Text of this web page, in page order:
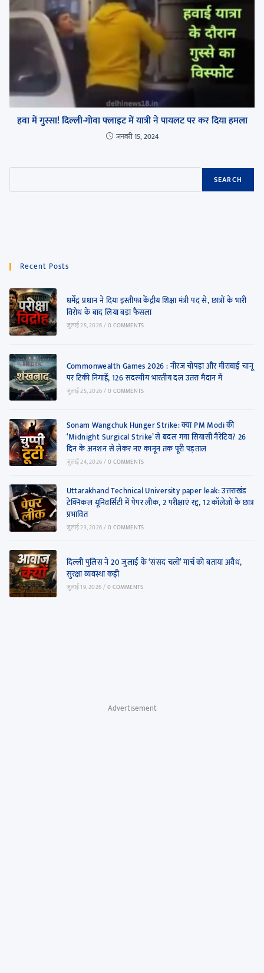
हवा में गुस्सा! दिल्ली-गोवा फ्लाइट में यात्री ने पायलट पर कर दिया हमला
जनवरी 15, 2024
SEARCH
Recent Posts
धर्मेंद्र प्रधान ने दिया इस्तीफा केंद्रीय शिक्षा मंत्री पद से, छात्रों के भारी
विरोध के बाद लिया बड़ा फैसला
जुलाई 25, 2026/0 COMMENTS
Commonwealth Games 2026 : नीरज चोपड़ा और मीराबाई चानू
पर टिकी निगाहें, 126 सदस्यीय भारतीय दल उतरा मैदान में
जुलाई 25, 2026/0 COMMENTS
Sonam Wangchuk Hunger Strike: क्या PM Modi की
‘Midnight Surgical Strike’ से बदल गया सियासी नैरेटिव? 26
दिन के अनशन से लेकर नए कानून तक पूरी पड़ताल
जुलाई 24, 2026/0 COMMENTS
Uttarakhand Technical University paper leak: उत्तराखंड
टेक्निकल यूनिवर्सिटी में पेपर लीक, 2 परीक्षाएं रद्द, 12 कॉलेजों के छात्र
प्रभावित
जुलाई 23, 2026/0 COMMENTS
दिल्ली पुलिस ने 20 जुलाई के ‘संसद चलो’ मार्च को बताया अवैध,
सुरक्षा व्यवस्था कड़ी
जुलाई 19, 2026/0 COMMENTS
Advertisement